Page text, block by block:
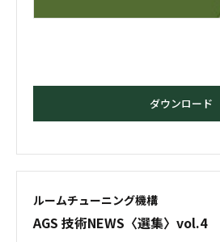
ダウンロード
ルームチューニング機構
AGS 技術NEWS 〈選集〉vol.4